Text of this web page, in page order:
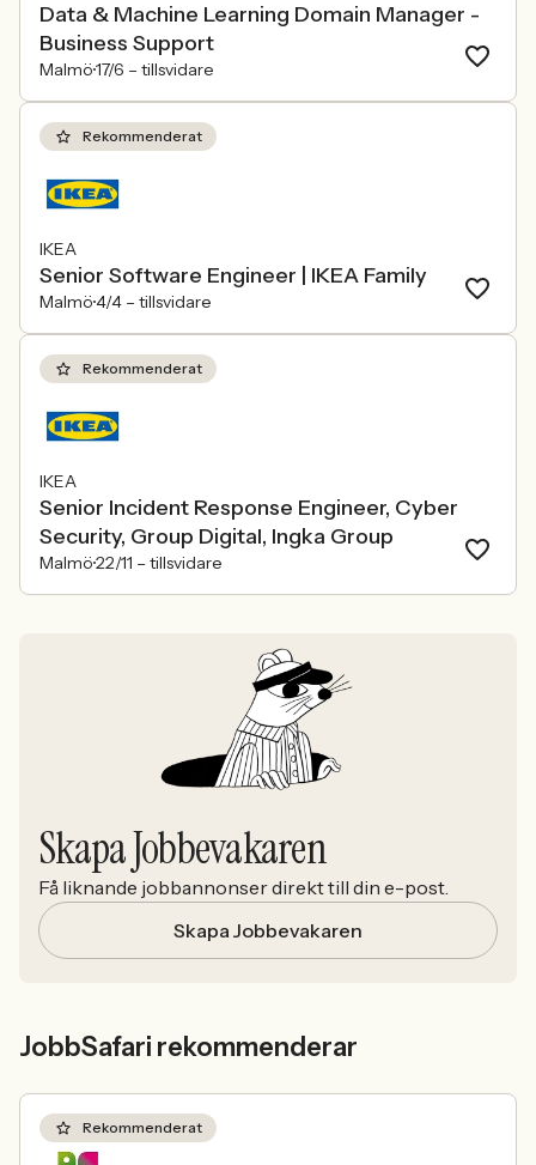
Data & Machine Learning Domain Manager -
Business Support
Malmö17/6 – tillsvidare
Rekommenderat
IKEA
Senior Software Engineer | IKEA Family
Malmö4/4 – tillsvidare
Rekommenderat
IKEA
Senior Incident Response Engineer, Cyber
Security, Group Digital, Ingka Group
Malmö22/11 – tillsvidare
Skapa Jobbevakaren
Få liknande jobbannonser direkt till din e-post.
Skapa Jobbevakaren
JobbSafari rekommenderar
Rekommenderat